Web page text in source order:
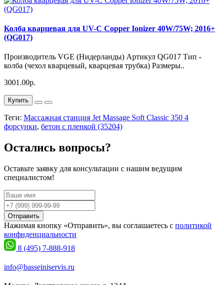
Колба кварцевая для UV-C Copper Ionizer 40W/75W; 2016+
(QG017)
Производитель VGE (Нидерланды) Артикул QG017 Тип -
колба (чехол кварцевый, кварцевая трубка) Размеры..
3001.00р.
Купить
Теги: Массажная станция Jet Massage Soft Classic 350 4
форсунки, бетон с пленкой (35204)
Остались вопросы?
Оставьте заявку для консультации с нашим ведущим
специалистом!
Отправить
Нажимая кнопку «Отправить», вы соглашаетесь с политикой
конфиденциальности
8 (495) 7-888-918
info@basseiniservis.ru